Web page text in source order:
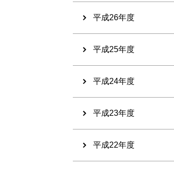
平成26年度
平成25年度
平成24年度
平成23年度
平成22年度